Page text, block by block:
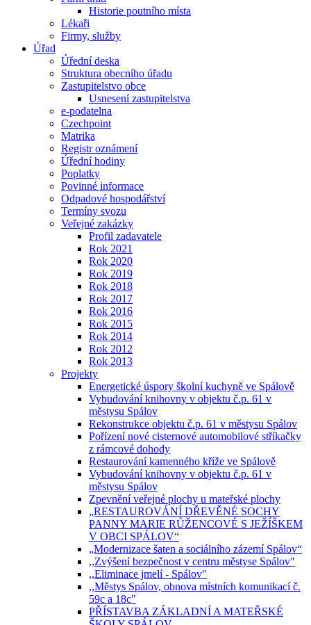
Historie poutního místa
Lékaři
Firmy, služby
Úřad
Úřední deska
Struktura obecního úřadu
Zastupitelstvo obce
Usnesení zastupitelstva
e-podatelna
Czechpoint
Matrika
Registr oznámení
Úřední hodiny
Poplatky
Povinné informace
Odpadové hospodářství
Termíny svozu
Veřejné zakázky
Profil zadavatele
Rok 2021
Rok 2020
Rok 2019
Rok 2018
Rok 2017
Rok 2016
Rok 2015
Rok 2014
Rok 2012
Rok 2013
Projekty
Energetické úspory školní kuchyně ve Spálově
Vybudování knihovny v objektu č.p. 61 v
městysu Spálov
Rekonstrukce objektu č.p. 61 v městysu Spálov
Pořízení nové cisternové automobilové stříkačky
z rámcové dohody
Restaurování kamenného kříže ve Spálově
Vybudování knihovny v objektu č.p. 61 v
městysu Spálov
Zpevnění veřejné plochy u mateřské plochy
„RESTAUROVÁNÍ DŘEVĚNÉ SOCHY
PANNY MARIE RŮŽENCOVÉ S JEŽÍŠKEM
V OBCI SPÁLOV“
„Modernizace šaten a sociálního zázemí Spálov“
,,Zvýšení bezpečnost v centru městyse Spálov"
,,Eliminace jmelí - Spálov"
,,Městys Spálov, obnova místních komunikací č.
59c a 18c"
PŘÍSTAVBA ZÁKLADNÍ A MATEŘSKÉ